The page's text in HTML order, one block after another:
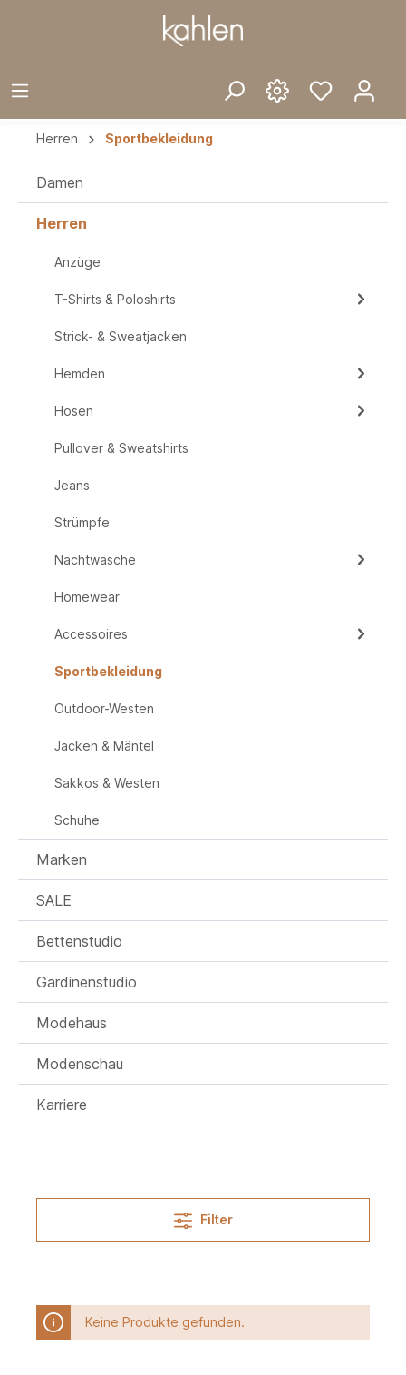
Herren Sportbekleidung
Damen
Herren
Anzüge
T-Shirts & Poloshirts
Strick- & Sweatjacken
Hemden
Hosen
Pullover & Sweatshirts
Jeans
Strümpfe
Nachtwäsche
Homewear
Accessoires
Sportbekleidung
Outdoor-Westen
Jacken & Mäntel
Sakkos & Westen
Schuhe
Marken
SALE
Bettenstudio
Gardinenstudio
Modehaus
Modenschau
Karriere
Filter
Keine Produkte gefunden.